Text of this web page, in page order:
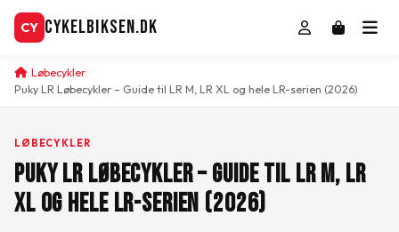
CY CykelBiksen.dk
Løbecykler
Puky LR Løbecykler – Guide til LR M, LR XL og hele LR-serien (2026)
LØBECYKLER
Puky LR Løbecykler – Guide til LR M, LR
XL og hele LR-serien (2026)